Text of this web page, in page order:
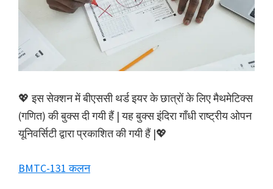
💖 इस सेक्शन में बीएससी थर्ड इयर के छात्रों के लिए मैथमेटिक्स
(गणित) की बुक्स दी गयी हैं | यह बुक्स इंदिरा गाँधी राष्ट्रीय ओपन
यूनिवर्सिटी द्वारा प्रकाशित की गयी हैं |💖
BMTC-131 कलन